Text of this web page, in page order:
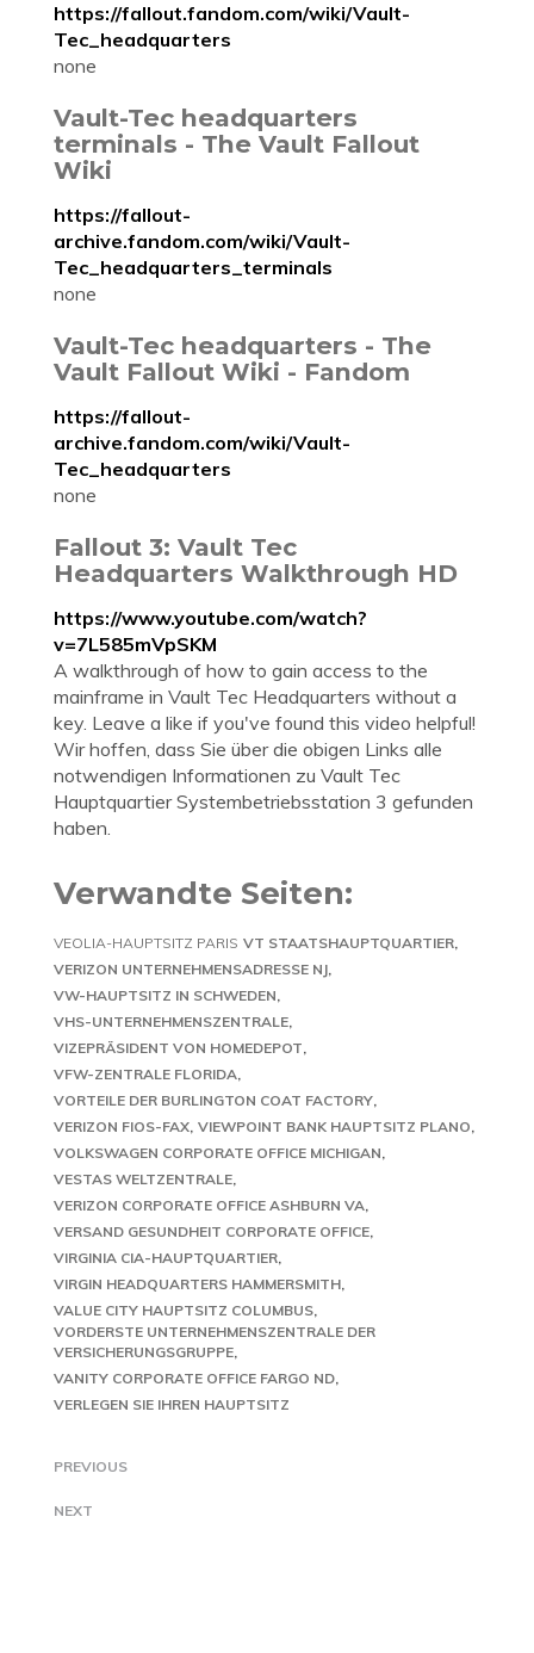
https://fallout.fandom.com/wiki/Vault-
Tec_headquarters
none
Vault-Tec headquarters
terminals - The Vault Fallout
Wiki
https://fallout-
archive.fandom.com/wiki/Vault-
Tec_headquarters_terminals
none
Vault-Tec headquarters - The
Vault Fallout Wiki - Fandom
https://fallout-
archive.fandom.com/wiki/Vault-
Tec_headquarters
none
Fallout 3: Vault Tec
Headquarters Walkthrough HD
https://www.youtube.com/watch?
v=7L585mVpSKM
A walkthrough of how to gain access to the
mainframe in Vault Tec Headquarters without a
key. Leave a like if you've found this video helpful!
Wir hoffen, dass Sie über die obigen Links alle
notwendigen Informationen zu Vault Tec
Hauptquartier Systembetriebsstation 3 gefunden
haben.
Verwandte Seiten:
VEOLIA-HAUPTSITZ PARIS VT STAATSHAUPTQUARTIER
VERIZON UNTERNEHMENSADRESSE NJ
VW-HAUPTSITZ IN SCHWEDEN
VHS-UNTERNEHMENSZENTRALE
VIZEPRÄSIDENT VON HOMEDEPOT
VFW-ZENTRALE FLORIDA
VORTEILE DER BURLINGTON COAT FACTORY
VERIZON FIOS-FAX VIEWPOINT BANK HAUPTSITZ PLANO
VOLKSWAGEN CORPORATE OFFICE MICHIGAN
VESTAS WELTZENTRALE
VERIZON CORPORATE OFFICE ASHBURN VA
VERSAND GESUNDHEIT CORPORATE OFFICE
VIRGINIA CIA-HAUPTQUARTIER
VIRGIN HEADQUARTERS HAMMERSMITH
VALUE CITY HAUPTSITZ COLUMBUS
VORDERSTE UNTERNEHMENSZENTRALE DER
VERSICHERUNGSGRUPPE
VANITY CORPORATE OFFICE FARGO ND
VERLEGEN SIE IHREN HAUPTSITZ
PREVIOUS
NEXT